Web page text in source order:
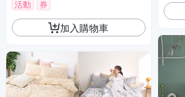
活動 券
加入購物車